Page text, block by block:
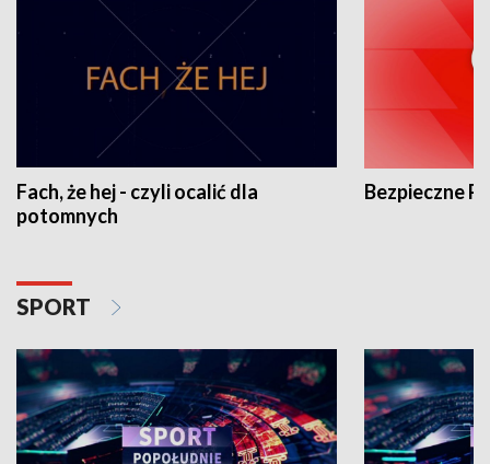
Fach, że hej - czyli ocalić dla
potomnych
Bezpieczne
SPORT